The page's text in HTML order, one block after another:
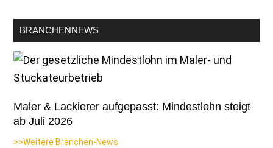
BRANCHENNEWS
Maler & Lackierer aufgepasst: Mindestlohn steigt
ab Juli 2026
>>Weitere Branchen-News